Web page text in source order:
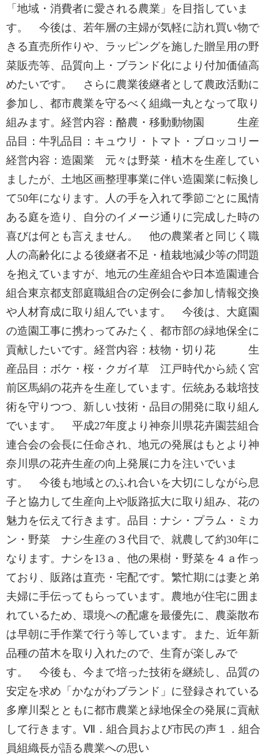
「地域・消費者に愛される農業」を目指していま
す。 今後は、若年層の主婦が気軽に訪れ買い物で
きる直売所作りや、ラッピングを施した贈呈用の野
菜販売等、品質向上・ブランド化により付加価値高
めたいです。 さらに農業後継者として農政活動に
参加し、都市農業を守るべく組織一丸となって取り
組みます。経営内容：酪農・移動動物園 生産
品目：牛乳品目：キュウリ・トマト・ブロッコリー
経営内容：造園業 元々は野菜・植木を生産してい
ましたが、土地区画整理事業に伴い造園業に転換し
て50年になります。人の手を入れて季節ごとに風情
ある庭を造り、自分のイメージ通りに完成した時の
喜びは何とも言えません。 他の農業者と同じく職
人の高齢化による後継者不足・植栽地減少等の問題
を抱えていますが、地元の生産組合や日本造園連合
組合東京都支部庭職組合の定例会に参加し情報交換
や人材育成に取り組んでいます。 今後は、大庭園
の造園工事に携わってみたく、都市部の緑地保全に
貢献したいです。経営内容：枝物・切り花 生
産品目：ボケ・桜・クガイ草 江戸時代から続く宮
前区馬絹の花卉を生産しています。伝統ある栽培技
術を守りつつ、新しい技術・品目の開発に取り組ん
でいます。 平成27年度より神奈川県花卉園芸組合
連合会の会長に任命され、地元の発展はもとより神
奈川県の花卉生産の向上発展に力を注いでいま
す。 今後も地域とのふれ合いを大切にしながら息
子と協力して生産向上や販路拡大に取り組み、花の
魅力を伝えて行きます。品目：ナシ・プラム・ミカ
ン・野菜 ナシ生産の３代目で、就農して約30年に
なります。ナシを13ａ、他の果樹・野菜を４ａ作っ
ており、販路は直売・宅配です。繁忙期には妻と弟
夫婦に手伝ってもらっています。農地が住宅に囲ま
れているため、環境への配慮を最優先に、農薬散布
は早朝に手作業で行う等しています。また、近年新
品種の苗木を取り入れたので、生育が楽しみで
す。 今後も、今まで培った技術を継続し、品質の
安定を求め「かながわブランド」に登録されている
多摩川梨とともに都市農業と緑地保全の発展に貢献
して行きます。Ⅶ．組合員および市民の声１．組合
員組織長が語る農業への思い